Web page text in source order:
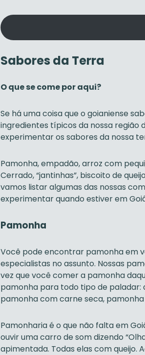
Sabores da Terra
O que se come por aqui?
Se há uma coisa que o goianiense
ingredientes típicos da nossa região
experimentar os sabores da nossa
Pamonha, empadão, arroz com
Cerrado, “jantinhas”, biscoito de
vamos listar algumas das nossas
experimentar quando estiver em
Pamonha
Você pode encontrar pamonha em
especialistas no assunto. Nossas
vez que você comer a pamonha
pamonha para todo tipo de paladar:
pamonha com carne seca,
Pamonharia é o que não falta em
ouvir uma carro de som dizendo
apimentada. Todas elas com queijo.